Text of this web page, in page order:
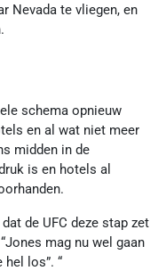
Nevada te vliegen, en
schema opnieuw
en al wat niet meer
midden in de
is en hotels al
de UFC deze stap zet
mag nu wel gaan
los”. “